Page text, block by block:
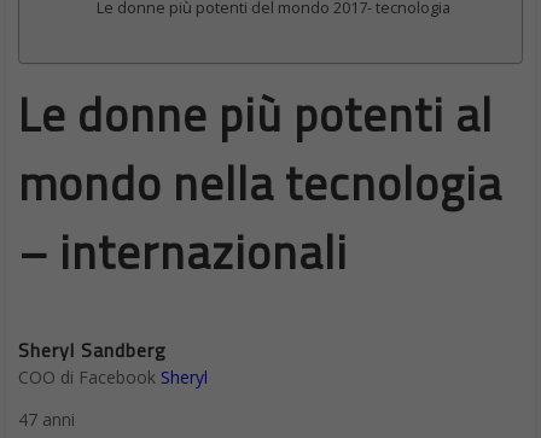
Le donne più potenti al
mondo nella tecnologia
– internazionali
Sheryl Sandberg
47 anni
Twitter@SherylSandberg
Facebook